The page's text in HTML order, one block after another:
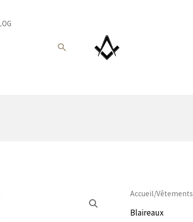
Recherche
Accueil/Vêtements
Blaireaux